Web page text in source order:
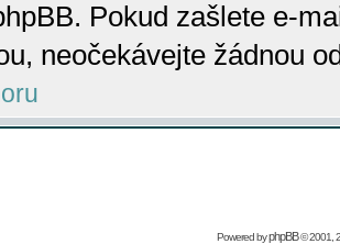
Pokud zašlete e-
neočekávejte žádnou
Powered byphpBB© 2001,